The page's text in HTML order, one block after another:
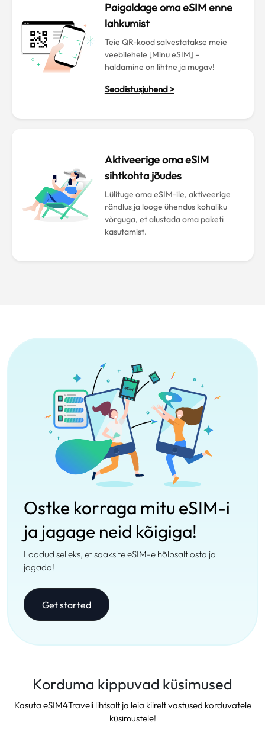
Paigaldage oma eSIM enne
lahkumist
Teie QR-kood salvestatakse meie
veebilehele [Minu eSIM] –
haldamine on lihtne ja mugav!
Seadistusjuhend >
Aktiveerige oma eSIM
sihtkohta jõudes
Lülituge oma eSIM-ile, aktiveerige
rändlus ja looge ühendus kohaliku
võrguga, et alustada oma paketi
kasutamist.
Ostke korraga mitu eSIM-i
ja jagage neid kõigiga!
Loodud selleks, et saaksite eSIM-e hõlpsalt osta ja
jagada!
Get started
Korduma kippuvad küsimused
Kasuta eSIM4Traveli lihtsalt ja leia kiirelt vastused korduvatele
küsimustele!